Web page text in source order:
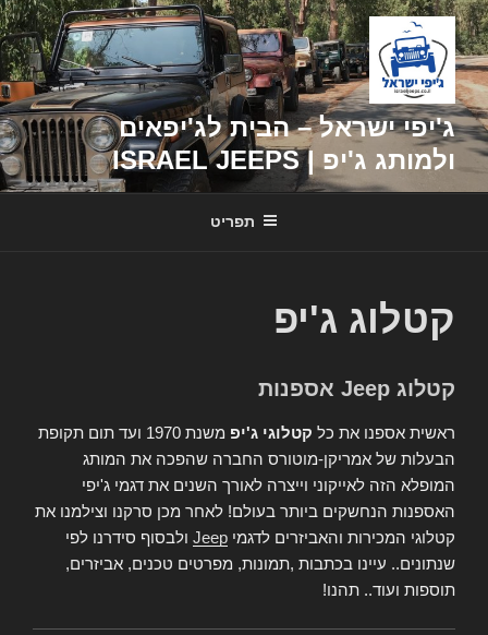
דילוג
לתוכן
ג'יפי ישראל – הבית לג'יפאים
ולמותג ג'יפ | ISRAEL JEEPS
תפריט
קטלוג ג'יפ
קטלוג Jeep אספנות
ראשית אספנו את כל קטלוגי ג'יפ
משנת 1970 ועד תום תקופת
הבעלות של אמריקן-מוטורס החברה שהפכה את המותג
המופלא הזה לאייקוני וייצרה לאורך השנים את דגמי ג'יפי
האספנות הנחשקים ביותר בעולם! לאחר מכן סרקנו וצילמנו את
קטלוגי המכירות והאביזרים לדגמי Jeep ולבסוף סידרנו לפי
שנתונים.. עיינו בכתבות ,תמונות, מפרטים טכנים, אביזרים,
תוספות ועוד.. תהנו!